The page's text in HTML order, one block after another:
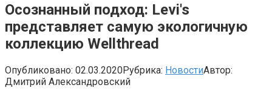
Осознанный подход: Levi's
представляет самую экологичную
коллекцию Wellthread
Опубликовано: 02.03.2020Рубрика: НовостиАвтор:
Дмитрий Александровский